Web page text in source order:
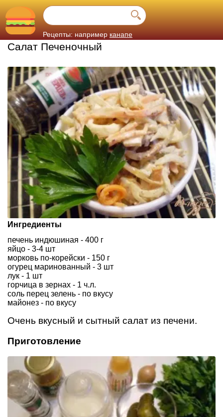
Рецепты: например канапе
Салат Печеночный
Ингредиенты
печень индюшиная - 400 г
яйцо - 3-4 шт
морковь по-корейски - 150 г
огурец маринованный - 3 шт
лук - 1 шт
горчица в зернах - 1 ч.л.
соль перец зелень - по вкусу
майонез - по вкусу
Очень вкусный и сытный салат из печени.
Приготовление